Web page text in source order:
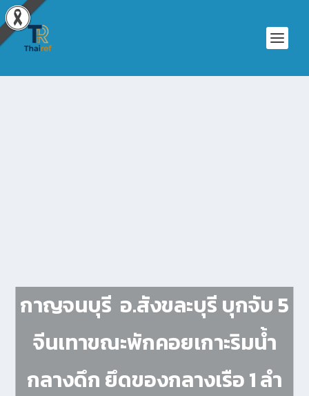
กาญจนบุรี อ.สังขละบุรี บุกจับ 5
จีนเทาขณะพักคอยเกาะริมน้ำ
กลางดึก ยึดของกลางเรือ 1 ลำ